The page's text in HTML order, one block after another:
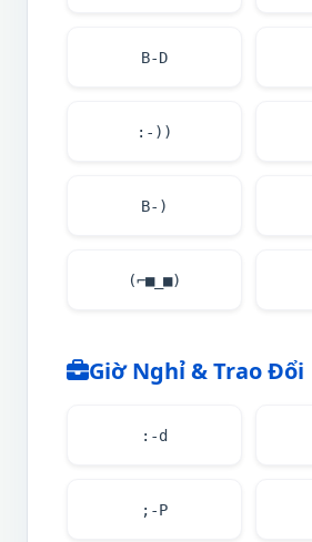
B-D
:-))
B-)
(⌐■_■)
Giờ Nghỉ & Trao Đổi
:-d
;-P